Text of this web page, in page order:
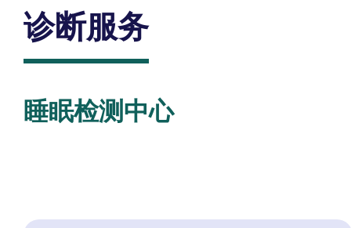
诊断服务
睡眠检测中心